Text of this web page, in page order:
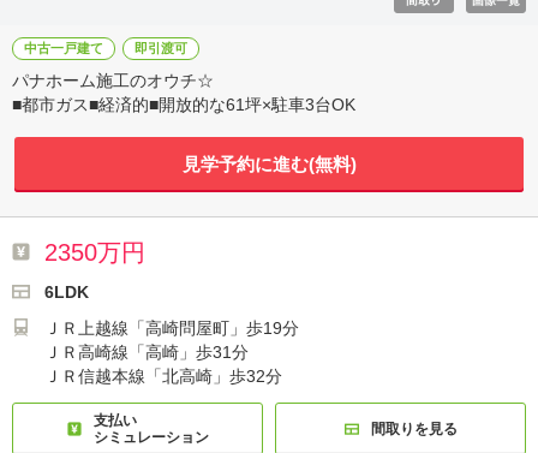
中古一戸建て 即引渡可
パナホーム施工のオウチ☆
■都市ガス■経済的■開放的な61坪×駐車3台OK
見学予約に進む(無料)
2350万円
6LDK
ＪＲ上越線「高崎問屋町」歩19分
ＪＲ高崎線「高崎」歩31分
ＪＲ信越本線「北高崎」歩32分
支払い
シミュレーション
間取りを見る